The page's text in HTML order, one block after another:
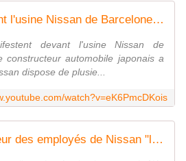
Manifestation devant l'usine Nissan de Barcelone | AFP
devant l'usine Nissan de
constructeur automobile japonais a
dispose de plusie...
watch?v=eK6PmcDKois
A Barcelone, la fureur des employés de Nissan "lâchés en pleine pandémie"